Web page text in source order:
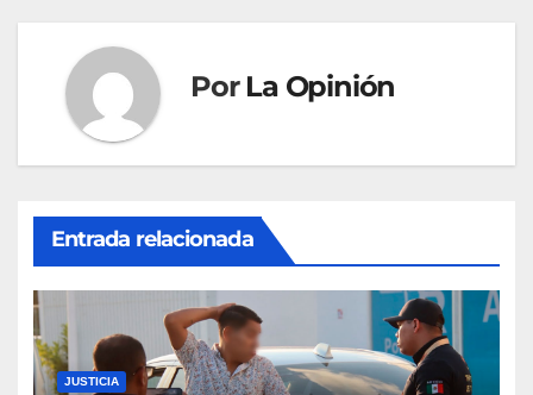
Por La Opinión
Entrada relacionada
JUSTICIA